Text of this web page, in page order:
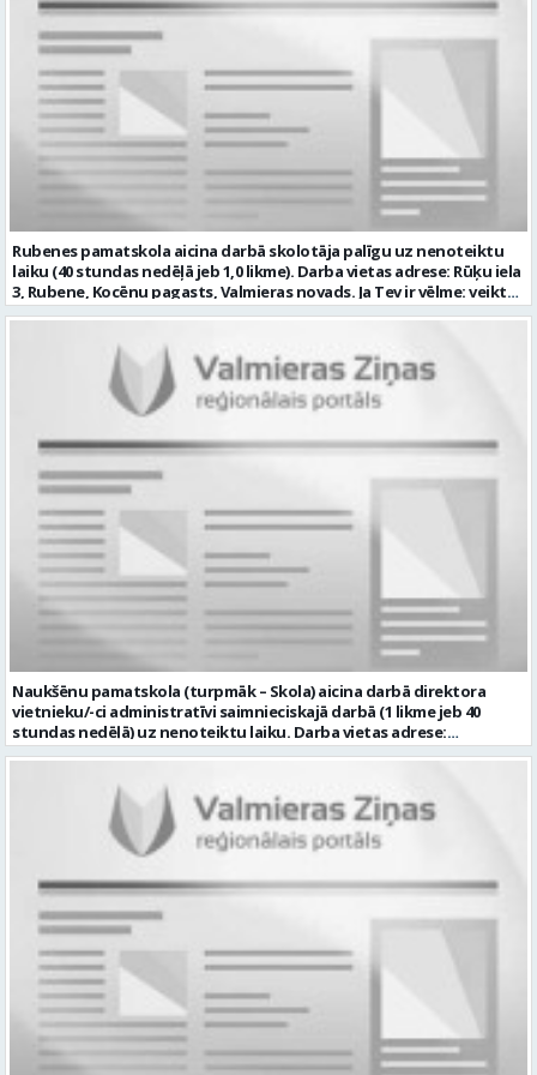
Rubenes pamatskola aicina darbā skolotāja palīgu uz nenoteiktu
laiku (40 stundas nedēļā jeb 1,0 likme). Darba vietas adrese: Rūķu iela
3, Rubene, Kocēnu pagasts, Valmieras novads. Ja Tev ir vēlme: veikt
bērnu aprūpi ikdienā; sadarboties ar grupas skolotājām, sniegt
uzvedības un higiēnas iemaņas; rūpēties par bērnu dienas režīma
ievērošanu; nodrošināt telpu, inventāra tīrību un kārtību; un ja Tev
ir: vismaz vispārējā vidējā izglītība (vēlams praktiskā pieredze darbā
ar bērniem); valsts valodas prasmes atbilstoši Valsts valodas likuma
prasībām; kompetences: prasme plānot, organizēt un kvalitatīvi
veikt savu darbu, disciplinētība; pozitīva, radoša un atbildīga
attieksme pret darbu; psiholoģiskā noturība un augsta saskarsmes
kultūra; pozitīva un atbildīga attieksme pret darbu; mēs
piedāvājam: pamatalgu pārbaudes laikā 780,00 EUR pirms nodokļu
nomaksas, pēc pārbaudes laika 850 EUR pirms nodokļu nomaksas;
iespēju saņemt atvaļinājuma pabalstu par labu darba sniegumu;
darba devēja līdzfinansētu veselības apdrošināšanu pēc pārbaudes
laika beigām, kā arī citas sociālās garantijas atbilstoši darba
rezultātiem un normatīvajos aktos noteiktajam; drošu, estētisku
un sakārtotu darba vidi. Pieteikuma vēstuli, profesionālās darbības
aprakstu (CV), lūdzam iesniegt elektroniski, nosūtot uz e-pastu:
vakance” līdz 2026. gada 16.augustam plkst. 12.00. Tālrunis papildu
informācijai: 29487602 Profesija: SKOLOTĀJA PALĪGS Darba vietas
adrese: LATVIJA, Rūķu iela 3, Rubene, Kocēnu pag., Valmieras nov.
Darbības joma: Izglītība / Zinātne Pieteikto vietu skaits: 1 Aktuāla
līdz: 2026-08-16 Kontaktpersona:
rubenes.pamatskola@valmiera.edu.lv 29487602 Izglītības līmenis:
Vispārējā vidējā izglītība
Naukšēnu pamatskola (turpmāk – Skola) aicina darbā direktora
vietnieku/-ci administratīvi saimnieciskajā darbā (1 likme jeb 40
stundas nedēļā) uz nenoteiktu laiku. Darba vietas adrese:
“Naukšēnu skola”, Naukšēni, Naukšēnu pagasts, Valmieras novads.
kontrolēt tehnisko darbinieku darbu, nodrošinot saimniecisko
darbu izpildi; • piedalīties Skolas budžeta plānošanā, izpildes
kontrolē un iepirkuma procedūras izstrādē un organizēšanā,
nodrošināt Skolas racionālu resursu izmantošanu; • iegādāties
nepieciešamo inventāru, instrumentus un citas materiālās vērtības,
nepieciešamības gadījumos sastādīt tehnisko specifikāciju un veikt
tirgus izpēti; • sekot darba aizsardzības un ugunsdrošības
noteikumu ievērošanai Skolā; • nodrošināt Skolas inženiertīklu
(elektrotīkla, signalizācijas, ūdensvada un kanalizācijas, apkures
sistēmas) savlaicīgu tehnisko apkopi un profilaktisko apkalpošanu,
uzturēšanu kārtībā un piedalīties šajā darbā; • piedalīties Skolas
attīstības plānošanā; • iesaistīties Skolas attīstības mērķu un
uzdevumu īstenošanā, kā arī Skolas īstenotajos projektos; • veikt
Skolas materiālo vērtību uzskaiti, kontroli, piedalīties